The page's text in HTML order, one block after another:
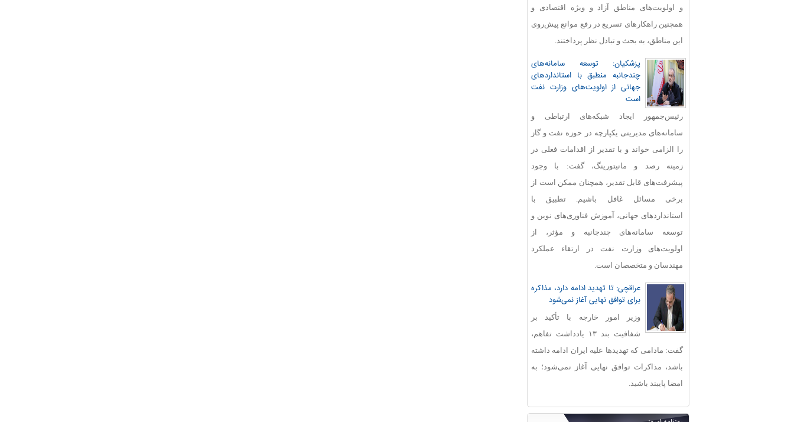
و اولویت‌های مناطق آزاد و ویژه اقتصادی و
همچنین راهکارهای تسریع در رفع موانع پیش‌روی
این مناطق، به بحث و تبادل نظر پرداختند.
پزشکیان: توسعه سامانه‌های
چندجانبه منطبق با استانداردهای
جهانی از اولویت‌های وزارت نفت
است
رئیس‌جمهور ایجاد شبکه‌های ارتباطی و
سامانه‌های مدیریتی یکپارچه در حوزه نفت و گاز
را الزامی خواند و با تقدیر از اقدامات فعلی در
زمینه رصد و مانیتورینگ، گفت: با وجود
پیشرفت‌های قابل‌ تقدیر، همچنان ممکن است از
برخی مسائل غافل باشیم. تطبیق با
استانداردهای جهانی، آموزش فناوری‌های نوین و
توسعه سامانه‌های چندجانبه و مؤثر، از
اولویت‌های وزارت نفت در ارتقاء عملکرد
مهندسان و متخصصان است.
عراقچی: تا تهدید ادامه دارد، مذاکره
برای توافق نهایی آغاز نمی‌شود
وزیر امور خارجه با تأکید بر
شفافیت بند ۱۳ یادداشت تفاهم،
گفت: مادامی که تهدیدها علیه ایران ادامه داشته
باشد، مذاکرات توافق نهایی آغاز نمی‌شود؛ به
امضا پایبند باشید.